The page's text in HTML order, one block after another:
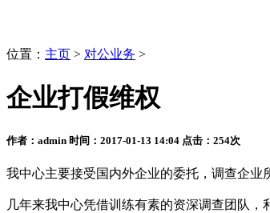
位置： 主页 > 对公业务 >
企业打假维权
作者：admin 时间：2017-01-13 14:04 点击：254次
我中心主要接受国内外企业的委托，调查企业
几年来我中心凭借训练有素的资深调查团队